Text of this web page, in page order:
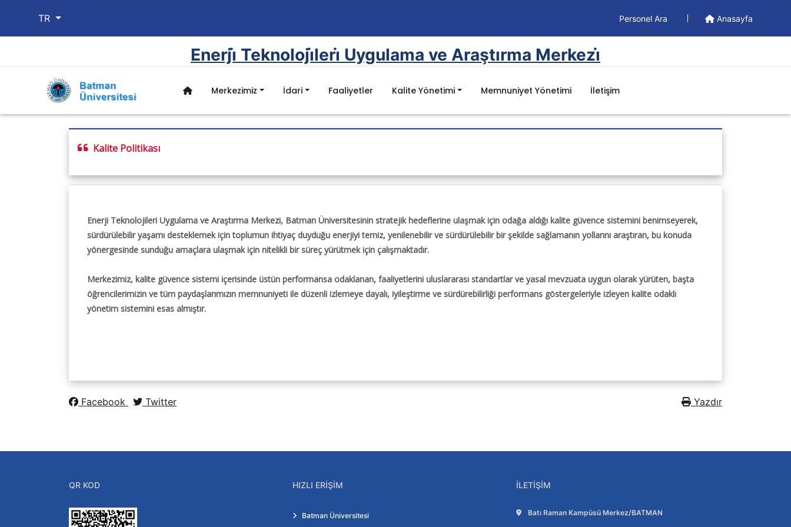
TR Personel Ara Anasayfa
Enerji̇ Teknoloji̇leri̇ Uygulama ve Araştırma Merkezi̇
Merkezimiz
Merkezimiz
İdari
İdari
İdari Kadro
Faaliyetler Kalite Yönetimi
Kurumsal Mevzuat
YÖK Kalite Kurulu Mevzuat Listesi
Dökümanlar
Memnuniyet Yönetimi İletişim
Kalite Politikası
Enerji Teknolojileri Uygulama ve Araştırma Merkezi, Batman Üniversitesinin stratejik hedeflerine ulaşmak için odağa aldığı kalite güvence sistemini benimseyerek,
sürdürülebilir yaşamı desteklemek için toplumun ihtiyaç duyduğu enerjiyi temiz, yenilenebilir ve sürdürülebilir bir şekilde sağlamanın yollarını araştıran, bu konuda
yönergesinde sunduğu amaçlara ulaşmak için nitelikli bir süreç yürütmek için çalışmaktadır.
Merkezimiz, kalite güvence sistemi içerisinde üstün performansa odaklanan, faaliyetlerini uluslararası standartlar ve yasal mevzuata uygun olarak yürüten, başta
öğrencilerimizin ve tüm paydaşlarımızın memnuniyeti ile düzenli izlemeye dayalı, iyileştirme ve sürdürebilirliği performans göstergeleriyle izleyen kalite odaklı
yönetim sistemini esas almıştır.
Facebook Twitter Yazdır
QR KOD HIZLI ERIŞIM
Batman Üniversitesi
İLETIŞIM
Adres:
Batı Raman Kampüsü Merkez/BATMAN